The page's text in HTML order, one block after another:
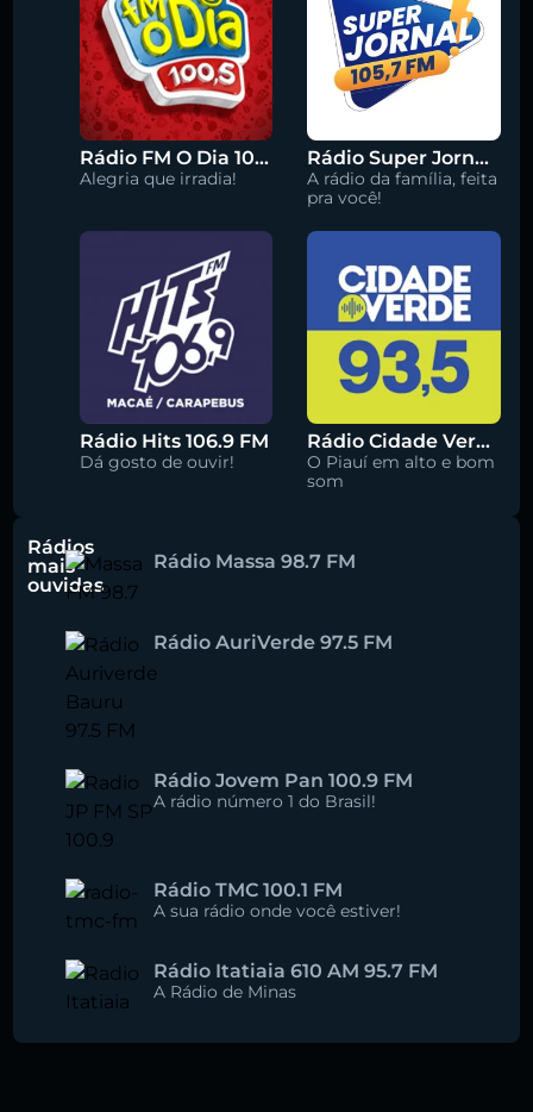
Rádio FM O Dia 100.5
Alegria que irradia!
Rádio Super Jornal 105.7 FM
A rádio da família, feita
pra você!
Rádio Hits 106.9 FM
Dá gosto de ouvir!
Rádio Cidade Verde 93.5 FM
O Piauí em alto e bom
som
Rádios
mais
ouvidas
Rádio Massa 98.7 FM
Rádio AuriVerde 97.5 FM
Rádio Jovem Pan 100.9 FM
A rádio número 1 do Brasil!
Rádio TMC 100.1 FM
A sua rádio onde você estiver!
Rádio Itatiaia 610 AM 95.7 FM
A Rádio de Minas